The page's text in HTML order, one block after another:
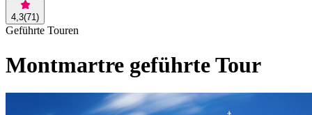
4,3(71)
Geführte Touren
Montmartre geführte Tour